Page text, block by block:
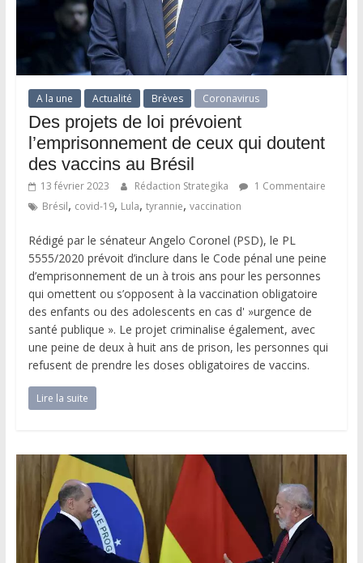
A la une Actualité Brèves Coronavirus
Des projets de loi prévoient
l’emprisonnement de ceux qui doutent
des vaccins au Brésil
13 février 2023 Rédaction Strategika
1 Commentaire
Brésil, covid-19, Lula, tyrannie, vaccination
Rédigé par le sénateur Angelo Coronel (PSD), le PL
5555/2020 prévoit d’inclure dans le Code pénal une peine
d’emprisonnement de un à trois ans pour les personnes
qui omettent ou s’opposent à la vaccination obligatoire
des enfants ou des adolescents en cas d' »urgence de
santé publique ». Le projet criminalise également, avec
une peine de deux à huit ans de prison, les personnes qui
refusent de prendre les doses obligatoires de vaccins.
Lire la suite